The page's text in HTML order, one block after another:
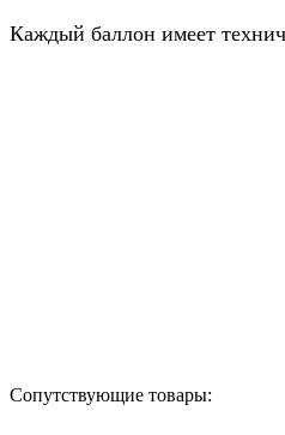
Каждый баллон имеет
Сопутствующие товары: